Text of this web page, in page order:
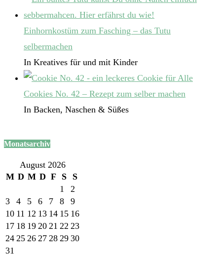
Einhornkostüm zum Fasching – das Tutu
selbermachen
In Kreatives für und mit Kinder
Cookies No. 42 – Rezept zum selber machen
In Backen, Naschen & Süßes
Monatsarchiv
August 2026
M D M D F S
S
1
2
3
4 5 6 7 8
9
10 11 12 13 14 15 16
17 18 19 20 21 22 23
24 25 26 27 28 29 30
31